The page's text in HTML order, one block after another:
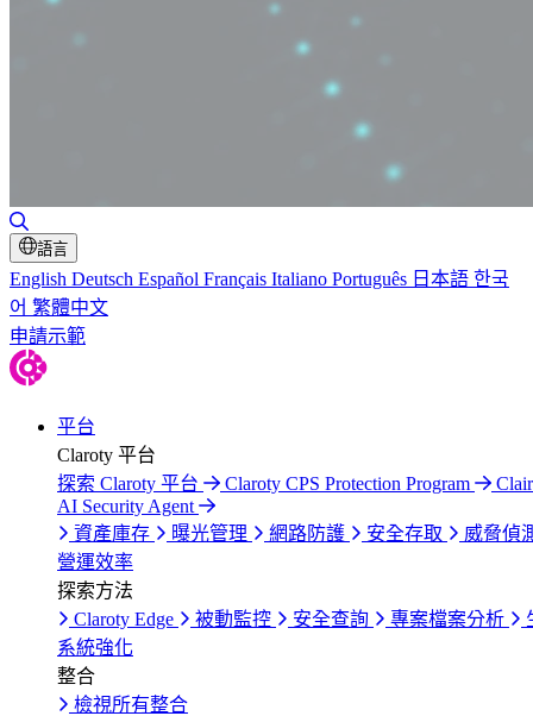
切換搜尋
語言
English Deutsch Español Français Italiano Português 日本語 한국
어 繁體中文
申請示範
平台
Claroty 平台
探索 Claroty 平台
Claroty CPS Protection Program
AI Security Agent
資產庫存
曝光管理 網路防護 安全存取
威脅偵
營運效率
探索方法
Claroty Edge
被動監控 安全查詢 專案檔案分析
系統強化
整合
檢視所有整合